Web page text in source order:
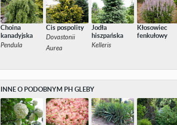
Choina
kanadyjska
Pendula
Cis pospolity
Dovastonii
Aurea
Jodła
hiszpańska
Kelleris
Kłosowiec
fenkułowy
INNE O PODOBNYM PH GLEBY